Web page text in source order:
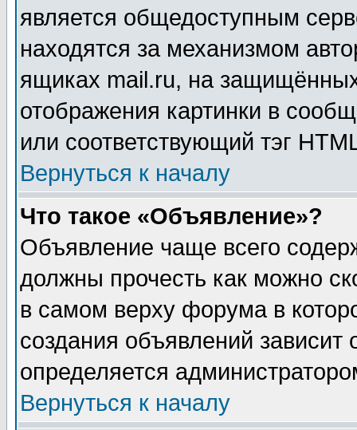
является общедоступным
находятся за механизмом
ящиках mail.ru, на
отображения картинки в
или соответствующий тэг
Вернуться к началу
Что такое «Объявление»?
Объявление чаще всего
должны прочесть как можно
в самом верху форума в
создания объявлений зависит
определяется
Вернуться к началу